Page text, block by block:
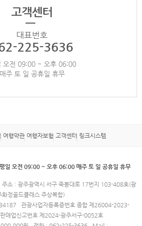
고객센터
대표번호
225-3636
오전 09:00 ~ 오후 06:00
매주 토 일 공휴일 휴무
여행약관 여행자보험 고객센터 링크시스템
일 오전 09:00 ~ 오후 06:00 매주 토 일 공휴일 휴무
주소 : 광주광역시 서구 죽봉대로 17번지 103-408호(광
화정골드클래스 주상복합)
관광사업자등록증번호 종합 제26004-2023-
매업신고번호 제2024-광주서구-0052호